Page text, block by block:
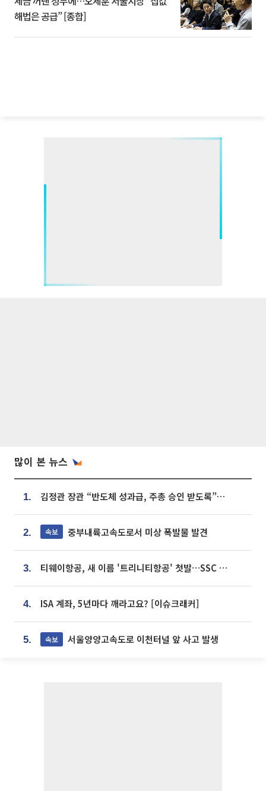
해법은 공급” [종합]
많이 본 뉴스
1. 김정관 장관 “반도체 성과급, 주총 승인 받도록”…상법·자본시장법 개정 시사
2. 속보 중부내륙고속도로서 미상 폭발물 발견
3. 티웨이항공, 새 이름 '트리니티항공' 첫발…SSC 전략 본격화
4. ISA 계좌, 5년마다 깨라고요? [이슈크래커]
5. 속보 서울양양고속도로 이천터널 앞 사고 발생